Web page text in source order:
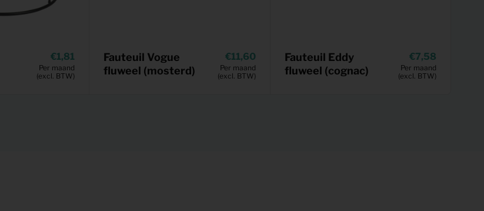
1,81
Per maand
(excl. BTW)
Fauteuil Vogue
fluweel (mosterd)
11,60
Per maand
(excl. BTW)
Fauteuil Eddy
fluweel (cognac)
7,58
Per maand
(excl. BTW)